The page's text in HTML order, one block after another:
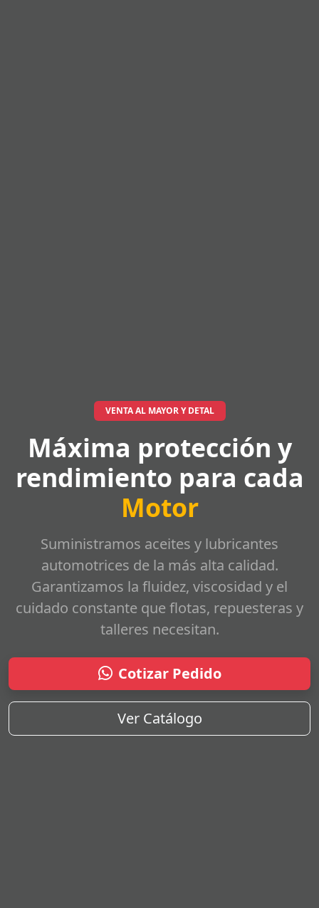
VENTA AL MAYOR Y DETAL
Máxima protección y
rendimiento para cada
Motor
Suministramos aceites y lubricantes
automotrices de la más alta calidad.
Garantizamos la fluidez, viscosidad y el
cuidado constante que flotas, repuesteras y
talleres necesitan.
Cotizar Pedido
Ver Catálogo